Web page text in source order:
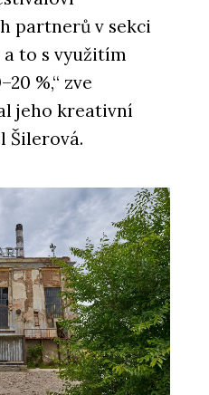
partnerů v sekci
to s využitím
%,“ zve
jeho kreativní
Šilerová.